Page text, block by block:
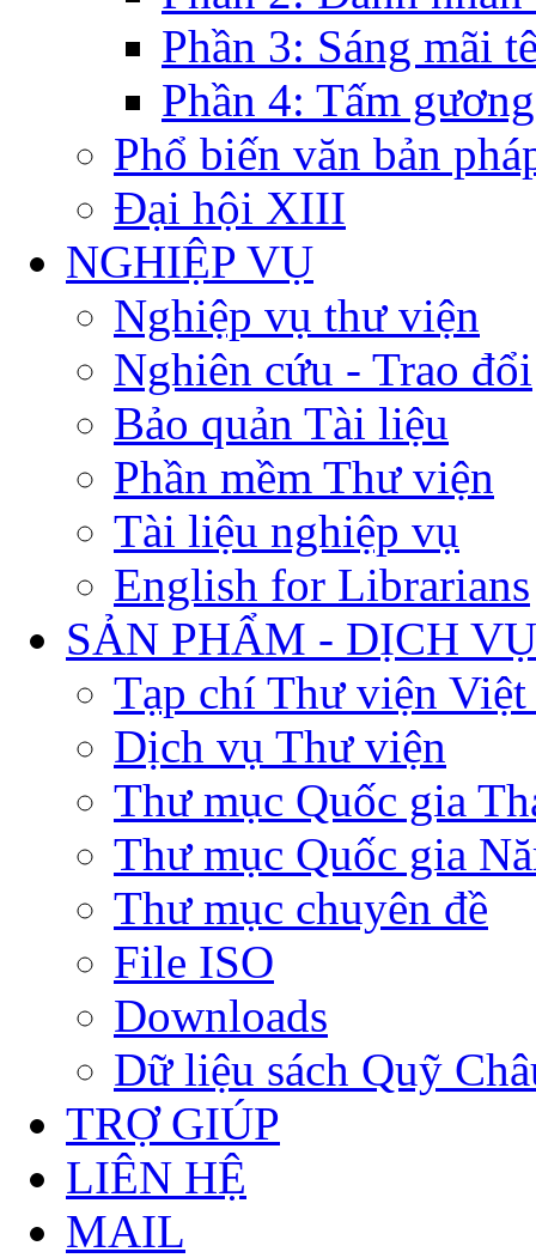
Phần 3: Sáng mãi
Phần 4: Tấm
Phổ biến văn bản
Đại hội XIII
NGHIỆP VỤ
Nghiệp vụ thư viện
Nghiên cứu - Trao đổi
Bảo quản Tài liệu
Phần mềm Thư viện
Tài liệu nghiệp vụ
English for Librarians
SẢN PHẨM - DỊCH VỤ
Tạp chí Thư viện Việt
Dịch vụ Thư viện
Thư mục Quốc gia
Thư mục Quốc gia
Thư mục chuyên đề
File ISO
Downloads
Dữ liệu sách Quỹ
TRỢ GIÚP
LIÊN HỆ
MAIL